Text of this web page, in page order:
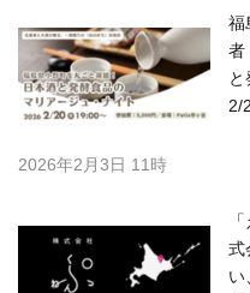
福
者
と
2/
2026年2月3日 11時
式
い